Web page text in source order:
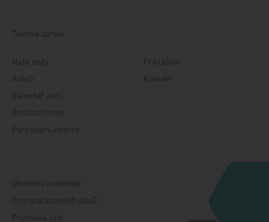
Tiskové zprávy
Naše tituly
Autoři
Kalendář akcí
Znalostní testy
Personální inzerce
Přihlášení
Kontakt
Obchodní podmínky
Ochrana osobních údajů
Podmínky užití